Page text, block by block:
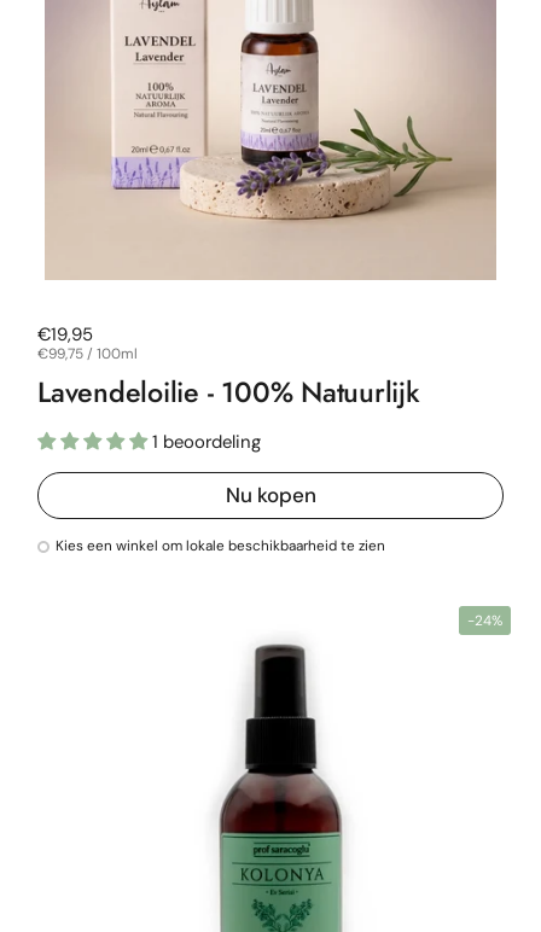
Normale prijs
€19,95
Prijs per stuk
€99,75 / 100ml
Lavendeloilie - 100% Natuurlijk
1 beoordeling
Nu kopen
Kies een winkel om lokale beschikbaarheid te zien
-24%